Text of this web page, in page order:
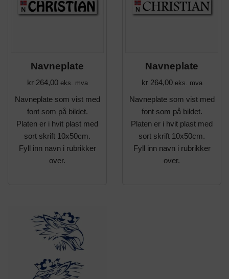
Navneplate
kr264,00 eks. mva
Navneplate som vist med
font som på bildet.
Platen er i hvit plast med
sort skrift 10x50cm.
Fyll inn navn i rubrikker
over.
Navneplate
kr264,00 eks. mva
Navneplate som vist med
font som på bildet.
Platen er i hvit plast med
sort skrift 10x50cm.
Fyll inn navn i rubrikker
over.